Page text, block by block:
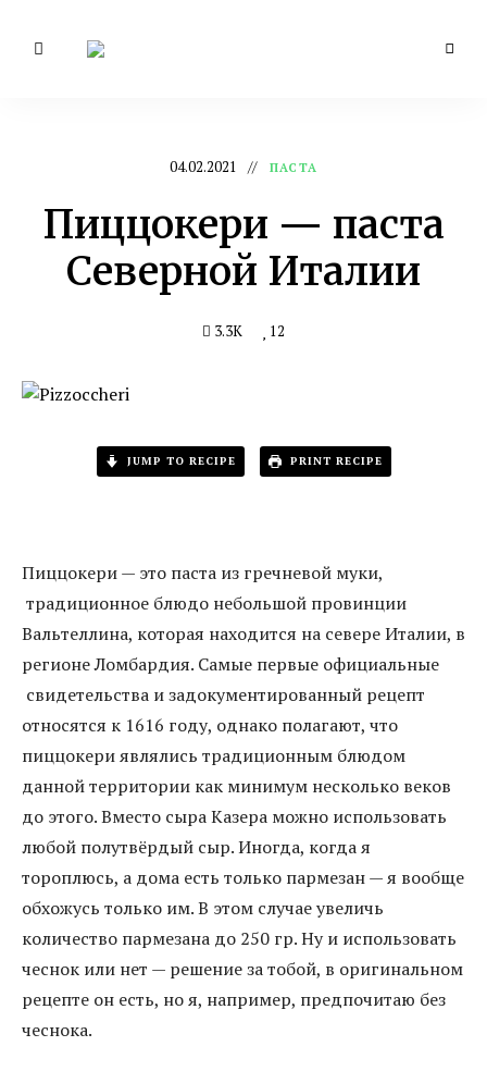
домохозяйки
04.02.2021 ПАСТА
Пиццокери — паста
Северной Италии
3.3K 12
JUMP TO RECIPE PRINT RECIPE
Пиццокери — это паста из гречневой муки,
традиционное блюдо небольшой провинции
Вальтеллина, которая находится на севере Италии, в
регионе Ломбардия. Самые первые официальные
свидетельства и задокументированный рецепт
относятся к 1616 году, однако полагают, что
пиццокери являлись традиционным блюдом
данной территории как минимум несколько веков
до этого. Вместо сыра Казера можно использовать
любой полутвёрдый сыр. Иногда, когда я
тороплюсь, а дома есть только пармезан — я вообще
обхожусь только им. В этом случае увеличь
количество пармезана до 250 гр. Ну и использовать
чеснок или нет — решение за тобой, в оригинальном
рецепте он есть, но я, например, предпочитаю без
чеснока.